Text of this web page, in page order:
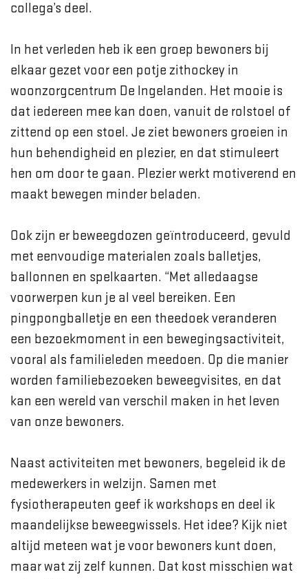
collega’s deel.
In het verleden heb ik een groep bewoners bij
elkaar gezet voor een potje zithockey in
woonzorgcentrum De Ingelanden. Het mooie is
dat iedereen mee kan doen, vanuit de rolstoel of
zittend op een stoel. Je ziet bewoners groeien in
hun behendigheid en plezier, en dat stimuleert
hen om door te gaan. Plezier werkt motiverend en
maakt bewegen minder beladen.
Ook zijn er beweegdozen geïntroduceerd, gevuld
met eenvoudige materialen zoals balletjes,
ballonnen en spelkaarten. “Met alledaagse
voorwerpen kun je al veel bereiken. Een
pingpongballetje en een theedoek veranderen
een bezoekmoment in een bewegingsactiviteit,
vooral als familieleden meedoen. Op die manier
worden familiebezoeken beweegvisites, en dat
kan een wereld van verschil maken in het leven
van onze bewoners.
Naast activiteiten met bewoners, begeleid ik de
medewerkers in welzijn. Samen met
fysiotherapeuten geef ik workshops en deel ik
maandelijkse beweegwissels. Het idee? Kijk niet
altijd meteen wat je voor bewoners kunt doen,
maar wat zij zelf kunnen. Dat kost misschien wat